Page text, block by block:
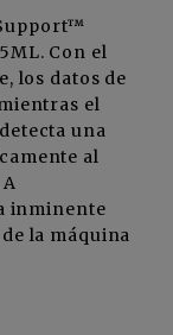
Con el
los datos de
el
una
al
inminente
la máquina